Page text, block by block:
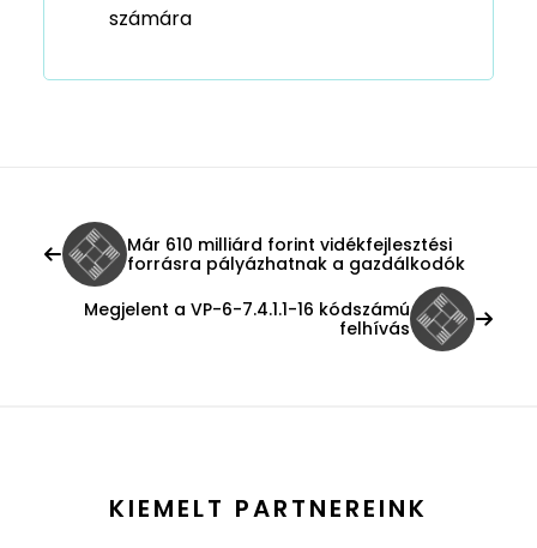
számára
Már 610 milliárd forint vidékfejlesztési
forrásra pályázhatnak a gazdálkodók
Megjelent a VP-6-7.4.1.1-16 kódszámú
felhívás
KIEMELT PARTNEREINK